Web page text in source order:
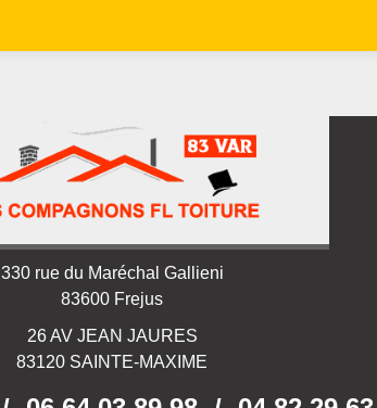
330 rue du Maréchal Gallieni
83600 Frejus
26 AV JEAN JAURES
83120 SAINTE-MAXIME